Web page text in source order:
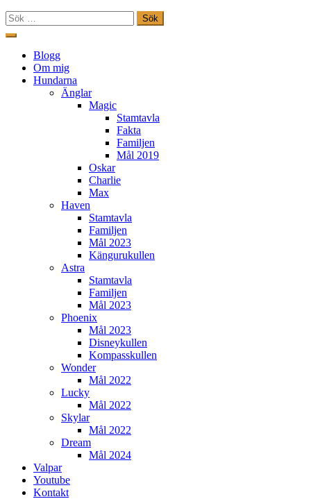
Sök
efter:
Hoppa
innehåll
Freestylehundar.se
Blogg
Om mig
Hundarna
Änglar
Magic
Stamtavla
Fakta
Familjen
Mål 2019
Oskar
Charlie
Max
Haven
Stamtavla
Familjen
Mål 2023
Kängurukullen
Astra
Stamtavla
Familjen
Mål 2023
Phoenix
Mål 2023
Disneykullen
Kompasskullen
Wonder
Mål 2022
Lucky
Mål 2022
Skylar
Mål 2022
Dream
Mål 2024
Valpar
Youtube
Kontakt